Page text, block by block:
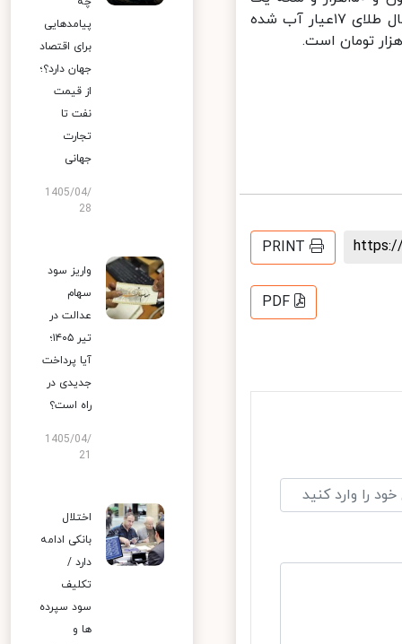
گرمی دو میلیون و ۳۰۰هزار تومان فروخته می‌شود؛ همچنین قیمت هر مثقال طلای ۱۷عیار آب شده
PRINT
PDF
پیامدهایی
برای اقتصاد
جهان دارد؟؛
از قیمت
نفت تا
تجارت
جهانی
1405/04/
28
واریز سود
سهام
عدالت در
تیر ۱۴۰۵؛
آیا پرداخت
جدیدی در
راه است؟
1405/04/
اختلال
بانکی ادامه
دارد /
تکلیف
سود سپرده
ها و